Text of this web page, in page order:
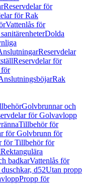
Reservdelar för
för Rak
Vattenlås för
Dolda
Reservdelar
Reservdelar för
för
Rak
Golvbrunnar och
för Golvavlopp
Tillbehör för
för Golvbrunn för
för Tillbehör för
Rektangulära
badkarVattenlås för
d52Utan propp
Propp för